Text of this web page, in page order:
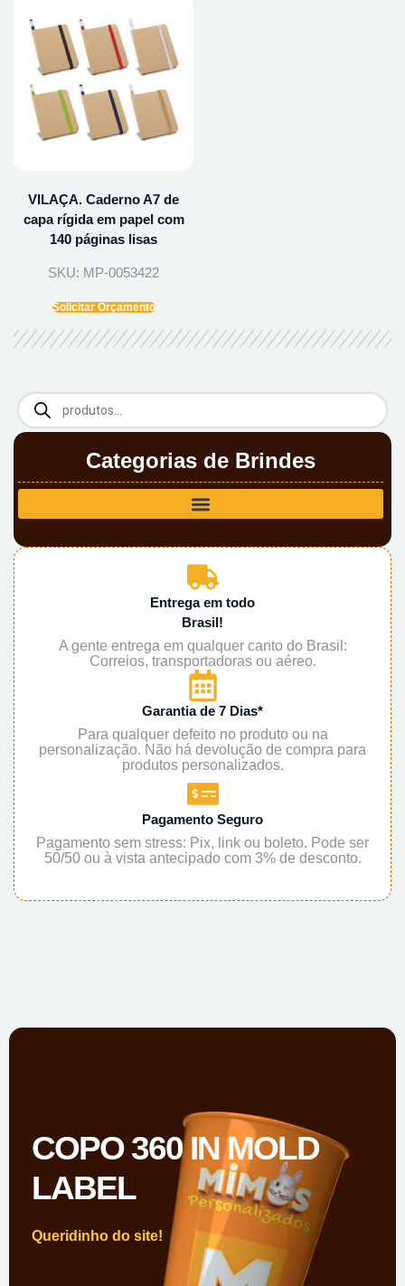
Categorias de Brindes
Entrega em todo
Brasil!
A gente entrega em qualquer canto do Brasil:
Correios, transportadoras ou aéreo.
Garantia de 7 Dias*
Para qualquer defeito no produto ou na
personalização. Não há devolução de compra para
produtos personalizados.
Pagamento Seguro
Pagamento sem stress: Pix, link ou boleto. Pode ser
50/50 ou à vista antecipado com 3% de desconto.
VILAÇA. Caderno A7 de
capa rígida em papel com
140 páginas lisas
SKU: MP-0053422
Solicitar Orçamento
COPO 360 IN MOLD
LABEL
Queridinho do site!